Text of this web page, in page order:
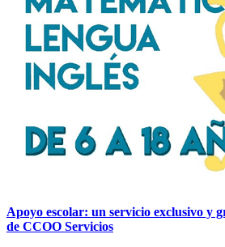
Apoyo escolar: un servicio exclusivo y
de CCOO Servicios